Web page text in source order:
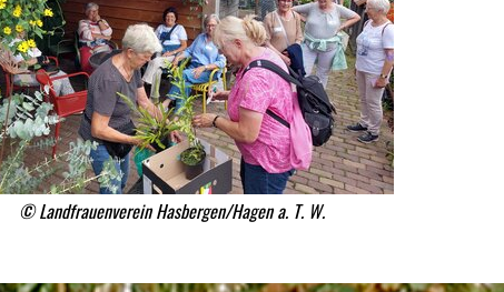
© Landfrauenverein Hasbergen/Hagen a. T. W.